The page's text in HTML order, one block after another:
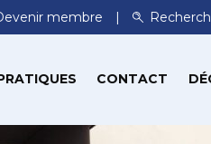
membre
CONTACT